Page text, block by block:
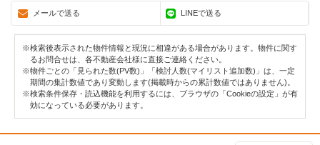
メールで送る LINEで送る
※検索後表示された物件情報と現況に相違がある場合があります。物件に関す
るお問合せは、各不動産会社様に直接ご連絡ください。
※物件ごとの「見られた数(PV数)」「検討人数(マイリスト追加数)」は、一定
期間の集計数値であり変動します(掲載時からの累計数値ではありません)。
※検索条件保存・読込機能を利用するには、ブラウザの「Cookieの設定」が有
効になっている必要があります。